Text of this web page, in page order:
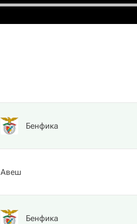
Бенфика
Авеш
Бенфика